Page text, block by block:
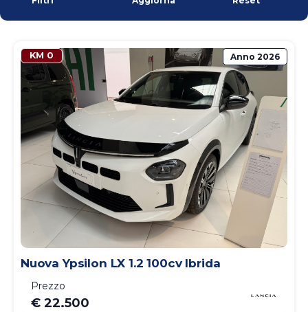
KM 0 Anno 2026
Nuova Ypsilon LX 1.2 100cv Ibrida
Prezzo
€ 22.500